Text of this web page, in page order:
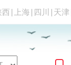
西 上海 四川 天津